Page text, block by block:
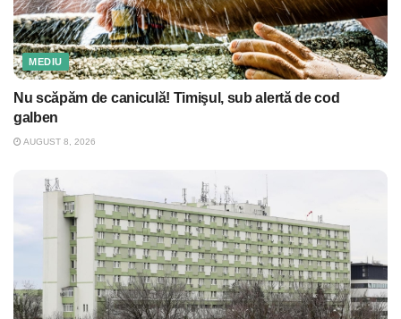
MEDIU
Nu scăpăm de caniculă! Timişul, sub alertă de cod
galben
AUGUST 8, 2026